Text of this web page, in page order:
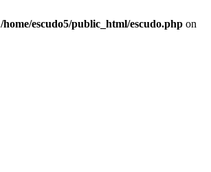
/home/escudo5/public_html/escudo.php on